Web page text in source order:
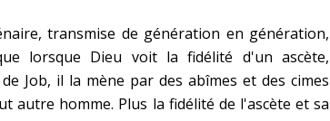
transmise de génération en génération,
lorsque Dieu voit la fidélité d'un ascète,
Job, il la mène par des abîmes et des cimes
autre homme. Plus la fidélité de l'ascète et sa